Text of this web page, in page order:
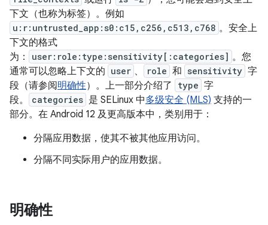
下文 （也称为标签）。例如
u:r:untrusted_app:s0:c15,c256,c513,c768 。安全上
下文的格式
为：
user:role:type:sensitivity[:categories] 。您
通常可以忽略上下文的 user 、 role 和 sensitivity 字
段（请参阅明确性）。上一部分介绍了 type 字
段。
categories 是 SELinux 中多级安全 (MLS) 支持的一
部分。在 Android 12 及更高版本中，类别用于：
分隔应用数据，使其不被其他应用访问。
分隔不同实际用户的应用数据。
明确性